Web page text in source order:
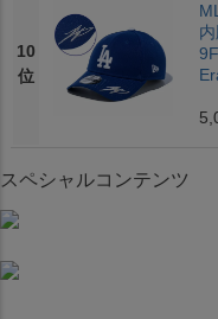
10
位
スペシャルコンテンツ